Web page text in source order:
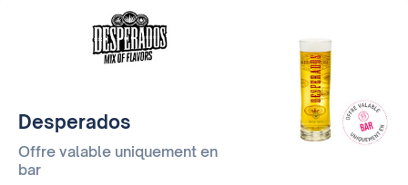
Desperados
Offre valable uniquement en
bar